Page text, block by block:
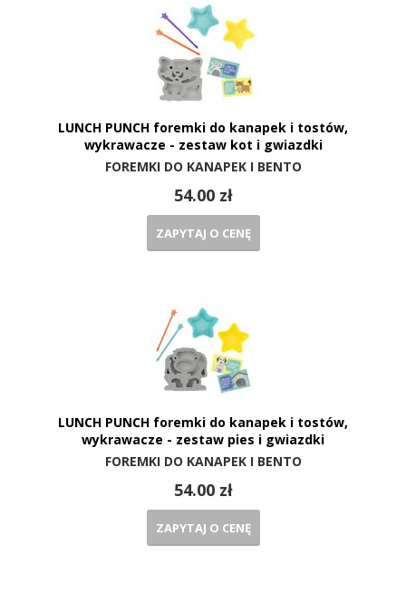
LUNCH PUNCH foremki do kanapek i tostów,
wykrawacze - zestaw kot i gwiazdki
FOREMKI DO KANAPEK I BENTO
54.00 zł
ZAPYTAJ O CENĘ
LUNCH PUNCH foremki do kanapek i tostów,
wykrawacze - zestaw pies i gwiazdki
FOREMKI DO KANAPEK I BENTO
54.00 zł
ZAPYTAJ O CENĘ